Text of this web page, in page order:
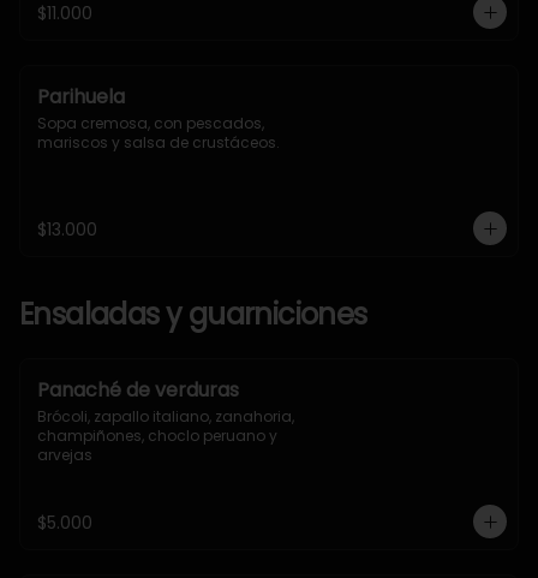
$11.000
Parihuela
Sopa cremosa, con pescados,
mariscos y salsa de crustáceos.
$13.000
Ensaladas y guarniciones
Panaché de verduras
Brócoli, zapallo italiano, zanahoria,
champiñones, choclo peruano y
arvejas
$5.000